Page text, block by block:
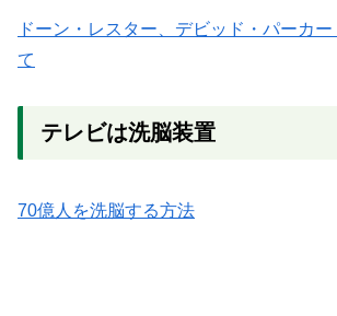
ドーン・レスター、デビッド・パーカ
て
テレビは洗脳装置
70億人を洗脳する方法